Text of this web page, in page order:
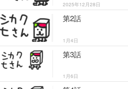
2025年12月28日
第2話
1月4日
第3話
1月6日